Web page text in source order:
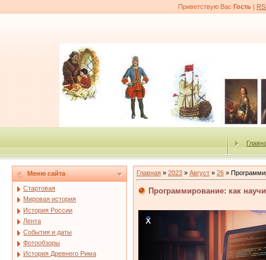
Приветствую Вас Гость |
Меню сайта
Стартовая
Мировая история
История России
Лента
События и даты
Фотообзоры
История Древнего Рима
Главная » 2023 » Август » 26 »
Программирование: как